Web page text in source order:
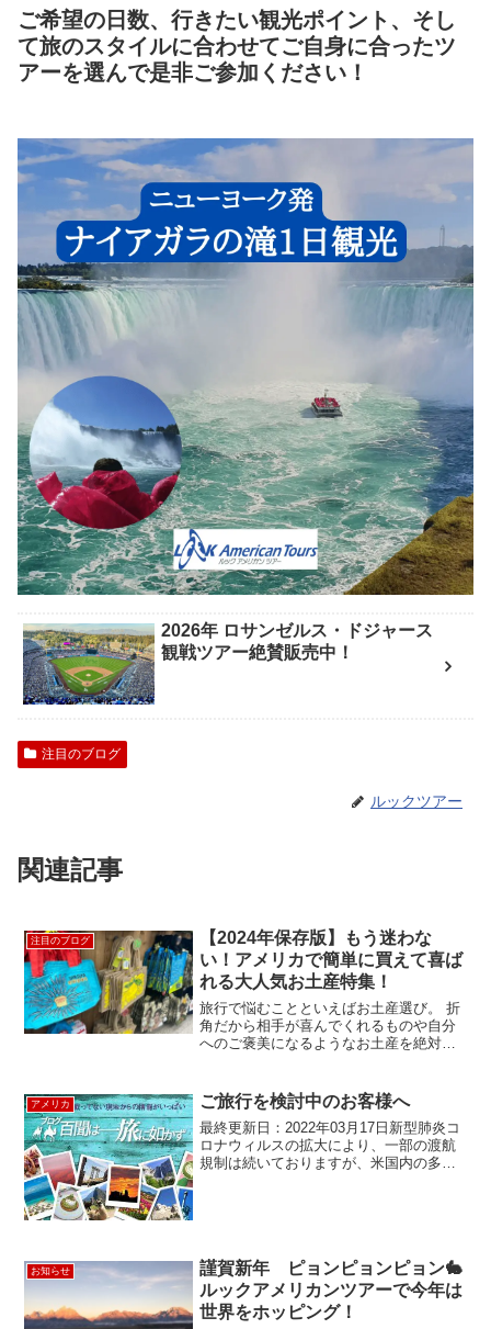
ご希望の日数、行きたい観光ポイント、そし
て旅のスタイルに合わせてご自身に合ったツ
アーを選んで是非ご参加ください！
2026年 ロサンゼルス・ドジャース
観戦ツアー絶賛販売中！
注目のブログ
ルックツアー
関連記事
注目のブログ
【2024年保存版】もう迷わな
い！アメリカで簡単に買えて喜ば
れる大人気お土産特集！
旅行で悩むことといえばお土産選び。 折
角だから相手が喜んでくれるものや自分
へのご褒美になるようなお土産を絶対買
う？ そんなお悩みを解決しちゃいます！
大定番！ 『Trader...
アメリカ ご旅行を検討中のお客様へ
最終更新日：2022年03月17日新型肺炎コ
ロナウィルスの拡大により、一部の渡航
規制は続いておりますが、米国内の多く
お知らせ
謹賀新年 ピョンピョンピョン🐇
ルックアメリカンツアーで今年は
世界をホッピング！